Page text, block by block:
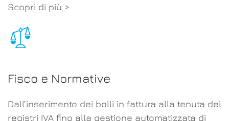
Scopri di più >
Fisco e Normative
Dall’inserimento dei bolli in fattura alla tenuta dei
registri IVA fino alla gestione automatizzata di